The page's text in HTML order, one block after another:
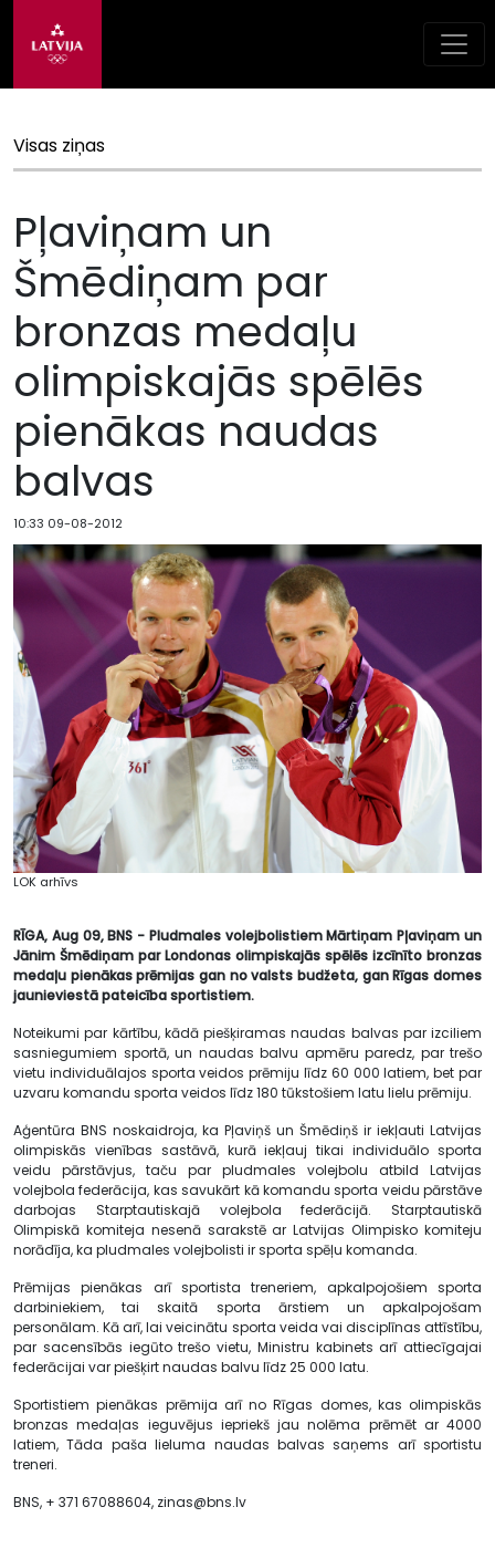
Visas ziņas
Pļaviņam un
Šmēdiņam par
bronzas medaļu
olimpiskajās spēlēs
pienākas naudas
balvas
10:33 09-08-2012
LOK arhīvs
RĪGA, Aug 09, BNS - Pludmales volejbolistiem Mārtiņam Pļaviņam un
Jānim Šmēdiņam par Londonas olimpiskajās spēlēs izcīnīto bronzas
medaļu pienākas prēmijas gan no valsts budžeta, gan Rīgas domes
jaunieviestā pateicība sportistiem.
Noteikumi par kārtību, kādā piešķiramas naudas balvas par izciliem
sasniegumiem sportā, un naudas balvu apmēru paredz, par trešo
vietu individuālajos sporta veidos prēmiju līdz 60 000 latiem, bet par
uzvaru komandu sporta veidos līdz 180 tūkstošiem latu lielu prēmiju.
Aģentūra BNS noskaidroja, ka Pļaviņš un Šmēdiņš ir iekļauti Latvijas
olimpiskās vienības sastāvā, kurā iekļauj tikai individuālo sporta
veidu pārstāvjus, taču par pludmales volejbolu atbild Latvijas
volejbola federācija, kas savukārt kā komandu sporta veidu pārstāve
darbojas Starptautiskajā volejbola federācijā. Starptautiskā
Olimpiskā komiteja nesenā sarakstē ar Latvijas Olimpisko komiteju
norādīja, ka pludmales volejbolisti ir sporta spēļu komanda.
Prēmijas pienākas arī sportista treneriem, apkalpojošiem sporta
darbiniekiem, tai skaitā sporta ārstiem un apkalpojošam
personālam. Kā arī, lai veicinātu sporta veida vai disciplīnas attīstību,
par sacensībās iegūto trešo vietu, Ministru kabinets arī attiecīgajai
federācijai var piešķirt naudas balvu līdz 25 000 latu.
Sportistiem pienākas prēmija arī no Rīgas domes, kas olimpiskās
bronzas medaļas ieguvējus iepriekš jau nolēma prēmēt ar 4000
latiem, Tāda paša lieluma naudas balvas saņems arī sportistu
treneri.
BNS, + 371 67088604, zinas@bns.lv